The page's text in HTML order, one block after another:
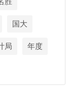
国大
局 年度